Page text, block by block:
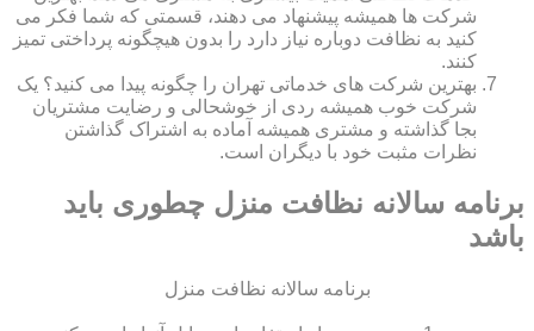
شرکت ها همیشه پیشنهاد می دهند، قسمتی که شما فکر می
کنید به نظافت دوباره نیاز دارد را بدون هیچگونه پرداختی تمیز
کنند.
بهترین شرکت های خدماتی تهران را چگونه پیدا می کنید؟ یک
شرکت خوب همیشه ردی از خوشحالی و رضایت مشتریان
بجا گذاشته و مشتری همیشه آماده به اشتراک گذاشتن
نظرات مثبت خود با دیگران است.
برنامه سالانه نظافت منزل چطوری باید
باشد
برنامه سالانه نظافت منزل